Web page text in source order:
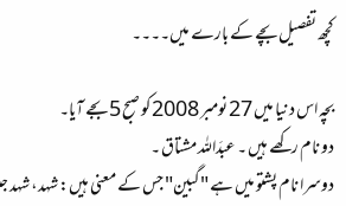
کچھ تفصیل بچے کے بارے میں۔۔۔۔
بچہ اس دنیا میں 27 نومبر 2008 کو صبح 5 بجے آیا۔
دو نام رکھے ہیں ۔ عبدَاللہ مشتاق ۔
دوسرا نام پشتو میں ہے "گبین" جس کے معنی ہیں: شہد، شہد